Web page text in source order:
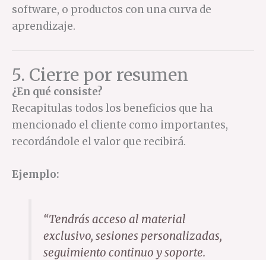
software, o productos con una curva de
aprendizaje.
5. Cierre por resumen
¿En qué consiste?
Recapitulas todos los beneficios que ha
mencionado el cliente como importantes,
recordándole el valor que recibirá.
Ejemplo:
“Tendrás acceso al material
exclusivo, sesiones personalizadas,
seguimiento continuo y soporte.